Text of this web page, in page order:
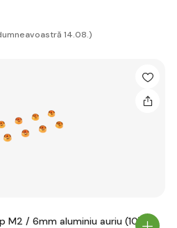
14.08.)
M2 / 6mm aluminiu auriu (10)